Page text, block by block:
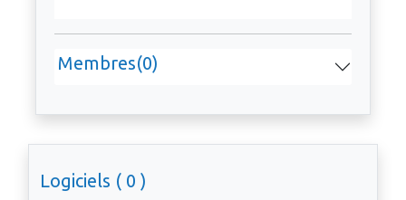
Membres(0)
Logiciels ( 0 )